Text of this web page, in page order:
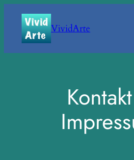
Inhalt
springen
VividArte